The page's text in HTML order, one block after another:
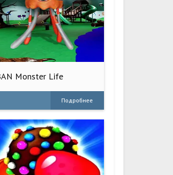
Monster Life
Подробнее